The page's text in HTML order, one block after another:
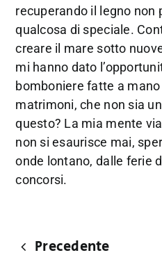
recuperando il legno non
qualcosa di speciale.
creare il mare sotto
mi hanno dato
bomboniere fatte a
matrimoni, che non sia
questo? La mia mente
non si esaurisce mai,
onde lontano, dalle ferie
concorsi.
Precedente